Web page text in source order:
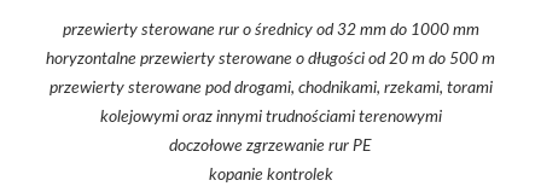
przewierty sterowane rur o średnicy od 32 mm do 1000 mm
horyzontalne przewierty sterowane o długości od 20 m do 500 m
przewierty sterowane pod drogami, chodnikami, rzekami, torami
kolejowymi oraz innymi trudnościami terenowymi
doczołowe zgrzewanie rur PE
kopanie kontrolek